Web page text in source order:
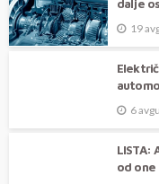
dalje
19
6
LISTA:
od one